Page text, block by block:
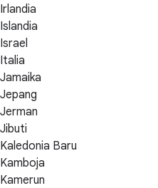
Irlandia
Islandia
Israel
Italia
Jamaika
Jepang
Jerman
Jibuti
Kaledonia Baru
Kamboja
Kamerun